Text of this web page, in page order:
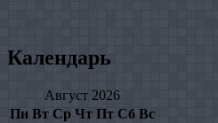
Календарь
Август 2026
Пн Вт Ср Чт Пт Сб Вс